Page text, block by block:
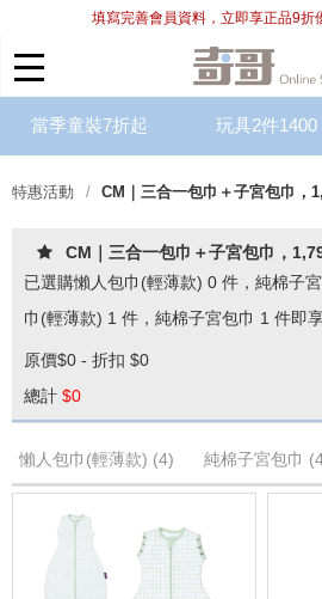
填寫完善會員資料，立即享正品9折
當季童裝7折起 玩具2件1400
特惠活動 CM｜三合一包巾＋子宮包巾，
件1499元
起
1,799元
複品項
玩具
CM｜三合一包巾＋子宮包巾，
已選購懶人包巾(輕薄款) 0 件 ， 純棉子
巾(輕薄款) 1 件，純棉子宮包巾 1 件即
原價$0 - 折扣 $0
總計 $0
懶人包巾(輕薄款) (4) 純棉子宮包巾